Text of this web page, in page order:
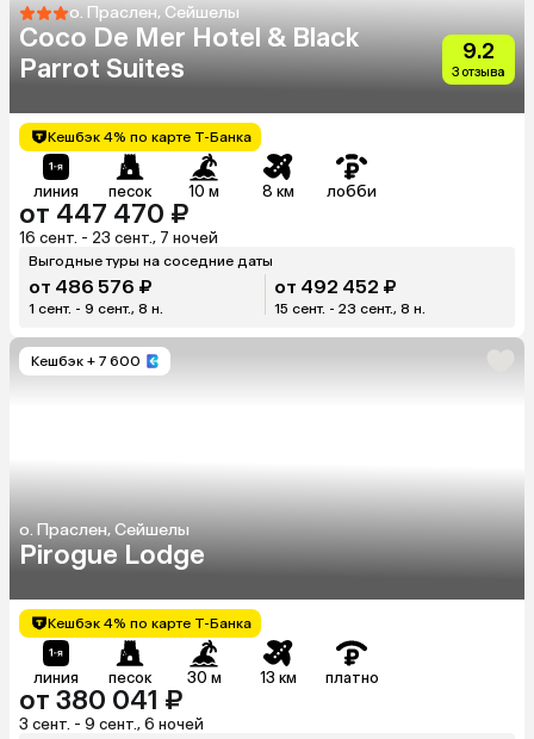
о. Праслен, Сейшелы
Coco De Mer Hotel & Black
Parrot Suites
9.2
3 отзыва
Кешбэк 4% по карте Т-Банка
линия песок 10 м 8 км лобби
от 447 470 ₽
16 сент. - 23 сент., 7 ночей
Выгодные туры на соседние даты
от 486 576 ₽
1 сент. - 9 сент., 8 н.
от 492 452 ₽
15 сент. - 23 сент., 8 н.
Кешбэк + 7 600
о. Праслен, Сейшелы
Pirogue Lodge
Кешбэк 4% по карте Т-Банка
линия песок 30 м 13 км платно
от 380 041 ₽
3 сент. - 9 сент., 6 ночей